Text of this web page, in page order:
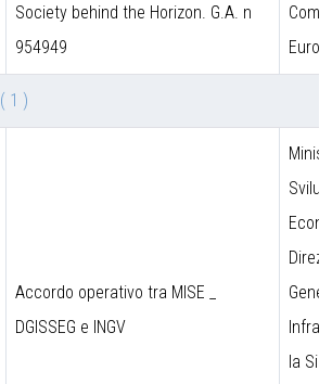
Society behind the Horizon. G.A. n
954949
( 1 )
Accordo operativo tra MISE _
DGISSEG e INGV
la